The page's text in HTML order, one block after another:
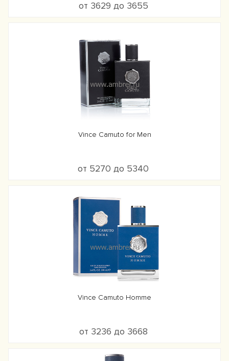
от 3629 до 3655
Vince Camuto for Men
от 5270 до 5340
Vince Camuto Homme
от 3236 до 3668